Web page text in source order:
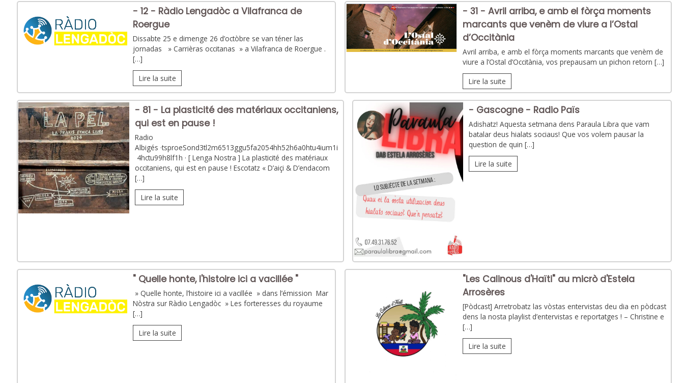
- 12 - Ràdio Lengadòc a Vilafranca de
Roergue
Dissabte 25 e dimenge 26 d’octòbre se van téner las
jornadas » Carrièras occitanas » a Vilafranca de Roergue .
[…]
Lire la suite
- 31 - Avril arriba, e amb el fòrça moments
marcants que venèm de viure a l’Ostal
d’Occitània
Avril arriba, e amb el fòrça moments marcants que venèm de
viure a l’Ostal d’Occitània, vos prepausam un pichon retorn […]
Lire la suite
- 81 - La plasticité des matériaux occitaniens,
qui est en pause !
Radio
Albigés ·tsproeSond3tl2m6513ggu5fa2054hh52h6a0htu4ium1i
4hctu99h8lf1h · [ Lenga Nostra ] La plasticité des matériaux
occitaniens, qui est en pause ! Escotatz « D’aiçi & D’endacom
[…]
Lire la suite
- Gascogne - Radio Païs
Adishatz! Aquesta setmana dens Paraula Libra que vam
batalar deus hialats sociaus! Que vos volem pausar la
question de quin […]
Lire la suite
" Quelle honte, l'histoire ici a vacillée "
» Quelle honte, l’histoire ici a vacillée » dans l’émission Mar
Nòstra sur Ràdio Lengadòc » Les forteresses du royaume
[…]
Lire la suite
"Les Calinous d'Haïti" au micrò d'Estela
Arrosères
[Pòdcast] Arretrobatz las vòstas entervistas deu dia en pòdcast
dens la nosta playlist d’entervistas e reportatges ! – Christine e
[…]
Lire la suite